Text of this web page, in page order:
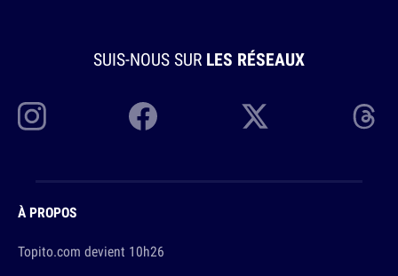
SUIS-NOUS SUR LES RÉSEAUX
À PROPOS
Topito.com devient 10h26